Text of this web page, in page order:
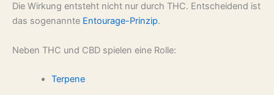
Die Wirkung entsteht nicht nur durch THC. Entscheidend ist
das sogenannte Entourage-Prinzip.
Neben THC und CBD spielen eine Rolle:
Terpene